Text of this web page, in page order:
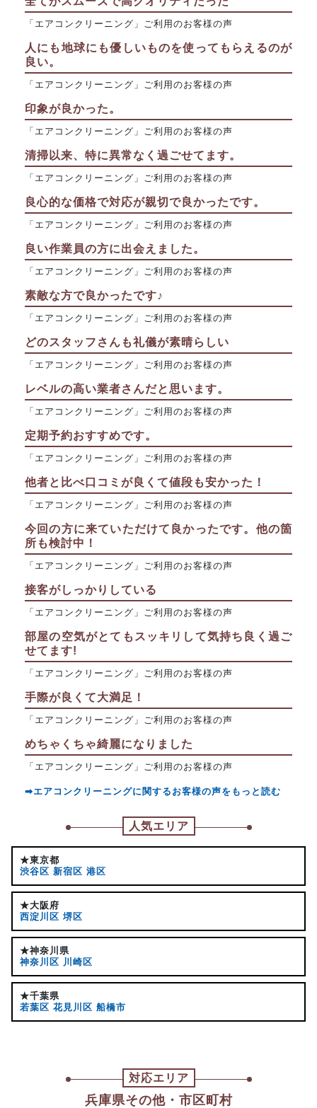
「エアコンクリーニング」ご利用のお客様の声
人にも地球にも優しいものを使ってもらえるのが
良い。
「エアコンクリーニング」ご利用のお客様の声
印象が良かった。
「エアコンクリーニング」ご利用のお客様の声
清掃以来、特に異常なく過ごせてます。
「エアコンクリーニング」ご利用のお客様の声
良心的な価格で対応が親切で良かったです。
「エアコンクリーニング」ご利用のお客様の声
良い作業員の方に出会えました。
「エアコンクリーニング」ご利用のお客様の声
素敵な方で良かったです♪
「エアコンクリーニング」ご利用のお客様の声
どのスタッフさんも礼儀が素晴らしい
「エアコンクリーニング」ご利用のお客様の声
レベルの高い業者さんだと思います。
「エアコンクリーニング」ご利用のお客様の声
定期予約おすすめです。
「エアコンクリーニング」ご利用のお客様の声
他者と比べ口コミが良くて値段も安かった！
「エアコンクリーニング」ご利用のお客様の声
今回の方に来ていただけて良かったです。他の箇
所も検討中！
「エアコンクリーニング」ご利用のお客様の声
接客がしっかりしている
「エアコンクリーニング」ご利用のお客様の声
部屋の空気がとてもスッキリして気持ち良く過ご
せてます!
「エアコンクリーニング」ご利用のお客様の声
手際が良くて大満足！
「エアコンクリーニング」ご利用のお客様の声
めちゃくちゃ綺麗になりました
「エアコンクリーニング」ご利用のお客様の声
➡エアコンクリーニングに関するお客様の声をもっと読む
人気エリア
★東京都
渋谷区 新宿区 港区
★大阪府
西淀川区 堺区
★神奈川県
神奈川区 川崎区
★千葉県
若葉区 花見川区 船橋市
対応エリア
兵庫県その他・市区町村